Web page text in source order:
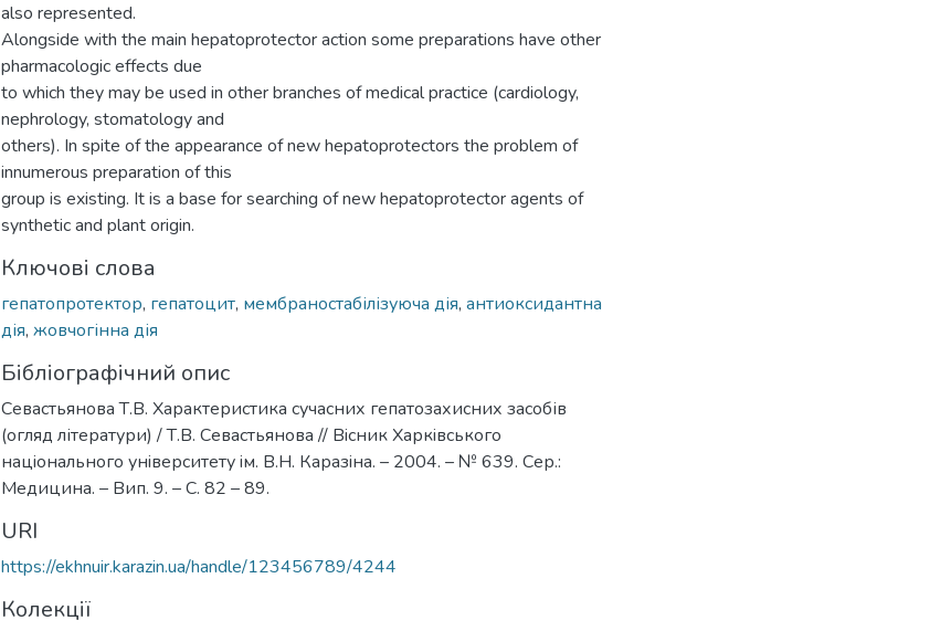
also represented.
Alongside with the main hepatoprotector action some preparations have other
pharmacologic effects due
to which they may be used in other branches of medical practice (cardiology,
nephrology, stomatology and
others). In spite of the appearance of new hepatoprotectors the problem of
innumerous preparation of this
group is existing. It is a base for searching of new hepatoprotector agents of
synthetic and plant origin.
Ключові слова
гепатопротектор, гепатоцит, мембраностабілізуюча дія, антиоксидантна
дія, жовчогінна дія
Бібліографічний опис
Севастьянова Т.В. Характеристика сучасних гепатозахисних засобів
(огляд літератури) / Т.В. Севастьянова // Вiсник Харкiвського
нацiонального унiверситету iм. В.Н. Каразiна. – 2004. – № 639. Сер.:
Медицина. – Вип. 9. – С. 82 – 89.
URI
https://ekhnuir.karazin.ua/handle/123456789/4244
Колекції